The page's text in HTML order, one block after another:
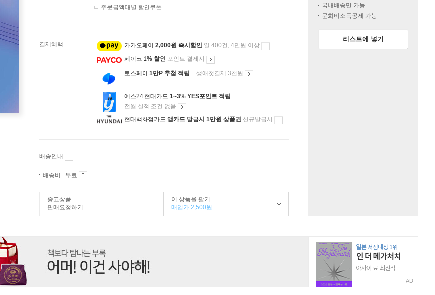
주문금액대별 할인쿠폰
결제혜택 카카오페이 2,000원 즉시할인 일 400건, 4만원 이상
페이코 1% 할인 포인트 결제시
토스페이 1만P 추첨 적립 + 생애첫결제 3천원
예스24 현대카드 1~3% YES포인트 적립
전월 실적 조건 없음
현대백화점카드 앱카드 발급시 1만원 상품권 신규발급시
배송안내
배송비 : 무료
중고상품
판매요청하기
이 상품을 팔기
매입가 2,500원
국내배송만 가능
문화비소득공제 가능
리스트에 넣기
AD